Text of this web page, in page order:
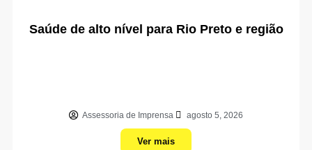
Saúde de alto nível para Rio Preto e região
Assessoria de Imprensa agosto 5, 2026
Ver mais